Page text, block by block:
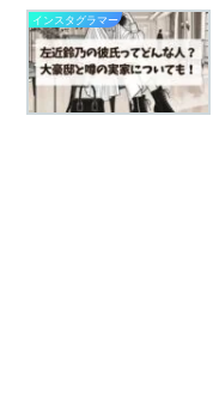
インスタグラマー